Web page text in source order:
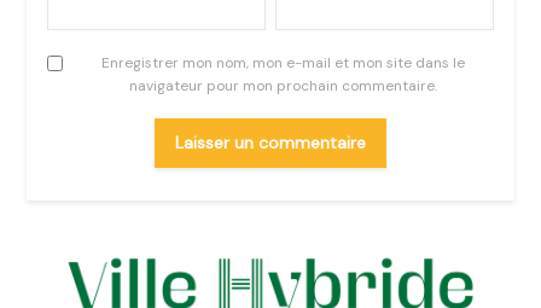
Enregistrer mon nom, mon e-mail et mon site dans le
navigateur pour mon prochain commentaire.